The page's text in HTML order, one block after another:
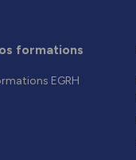
formations
EGRH